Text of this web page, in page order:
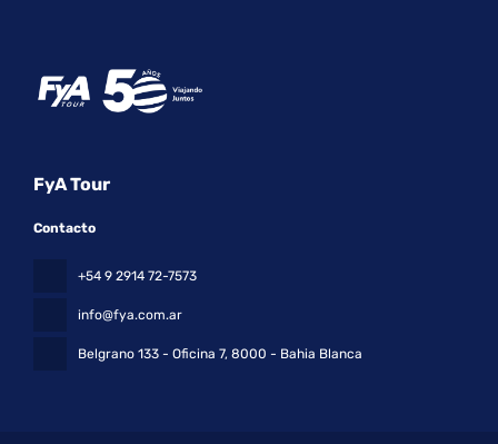
FyA Tour
Contacto
+54 9 2914 72-7573
info@fya.com.ar
Belgrano 133 - Oficina 7, 8000 - Bahia Blanca